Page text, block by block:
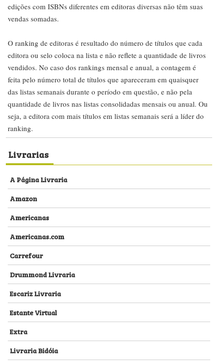
edições com ISBNs diferentes em editoras diversas não têm suas
vendas somadas.
O ranking de editoras é resultado do número de títulos que cada
editora ou selo coloca na lista e não reflete a quantidade de livros
vendidos. No caso dos rankings mensal e anual, a contagem é
feita pelo número total de títulos que apareceram em quaisquer
das listas semanais durante o período em questão, e não pela
quantidade de livros nas listas consolidadas mensais ou anual. Ou
seja, a editora com mais títulos em listas semanais será a líder do
ranking.
Livrarias
A Página Livraria
Amazon
Americanas
Americanas.com
Carrefour
Drummond Livraria
Escariz Livraria
Estante Virtual
Extra
Livraria Bidóia